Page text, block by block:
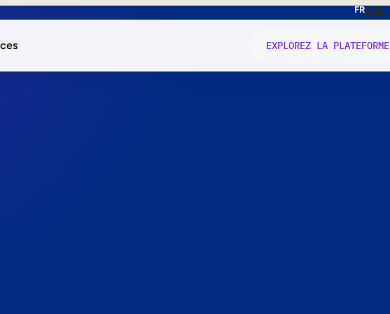
FRENIT
EXPLOREZ LA PLATEFORME